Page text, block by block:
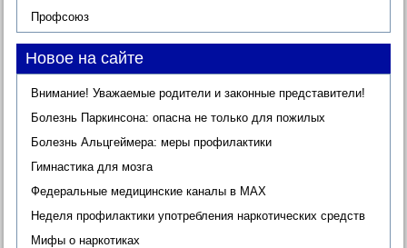
Профсоюз
Новое на сайте
Внимание! Уважаемые родители и законные представители!
Болезнь Паркинсона: опасна не только для пожилых
Болезнь Альцгеймера: меры профилактики
Гимнастика для мозга
Федеральные медицинские каналы в МАХ
Неделя профилактики употребления наркотических средств
Мифы о наркотиках